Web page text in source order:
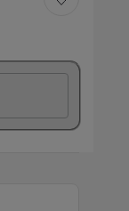
Fahrzeug speichern